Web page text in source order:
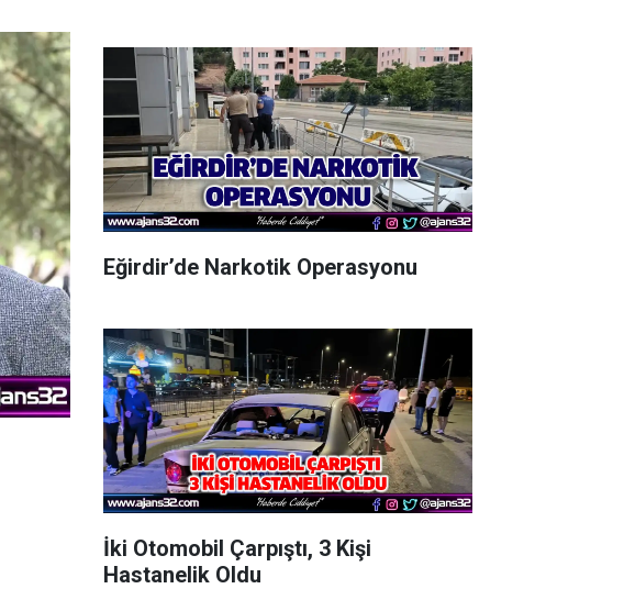
Eğirdir’de Narkotik Operasyonu
İki Otomobil Çarpıştı, 3 Kişi
Hastanelik Oldu